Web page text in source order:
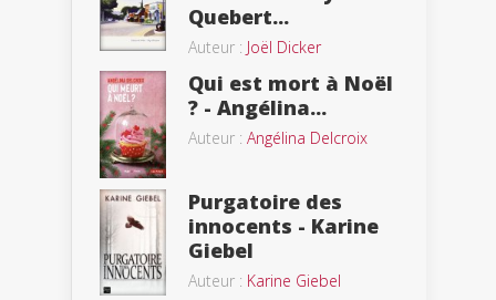
Quebert...
Auteur : Joël Dicker
Qui est mort à Noël
? - Angélina...
Auteur : Angélina Delcroix
Purgatoire des
innocents - Karine
Giebel
Auteur : Karine Giebel